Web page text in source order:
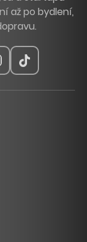
až po bydlení,